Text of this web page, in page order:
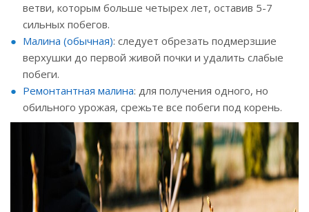
ветви, которым больше четырех лет, оставив 5-7
сильных побегов.
Малина (обычная): следует обрезать подмерзшие
верхушки до первой живой почки и удалить слабые
побеги.
Ремонтантная малина: для получения одного, но
обильного урожая, срежьте все побеги под корень.